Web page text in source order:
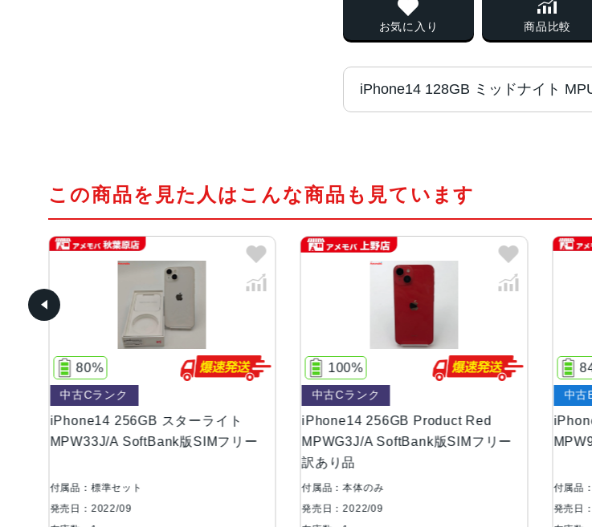
お気に入り 商品比較
iPhone14 128GB ミッドナイト
カラー ミッドナイト
容量 128GB、
サイズ・重さ
液晶 6.1インチ（
防沫性能、耐水性
能、防塵性能
IEC規格
レンズ、
構成のレン
この商品を見た人はこんな商品も見ています
スターライト
版SIMフリー
iPhone14 256GB Product Red
MPWG3J/A SoftBank版SIMフリー
100%
iPhone14 256GB パープル
MPW93J/A docomo版SIM
84%